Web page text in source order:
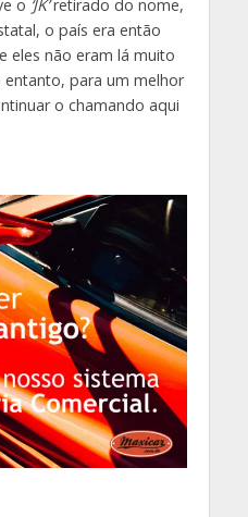
o ‘JK’retirado do nome,
o país era então
eles não eram lá muito
para um melhor
o chamando aqui